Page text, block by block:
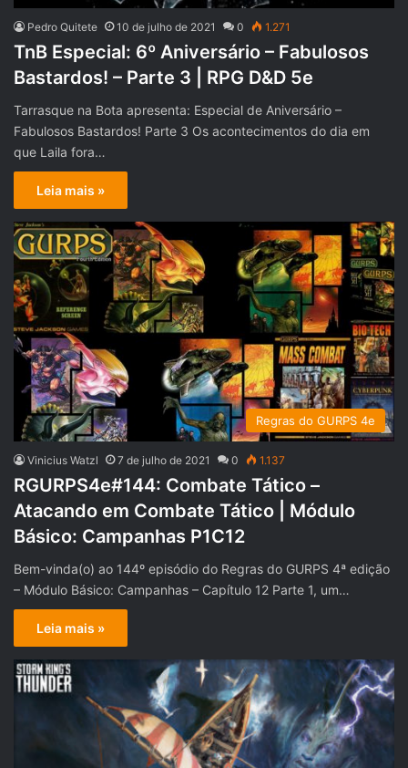
Pedro Quitete 10 de julho de 2021 0 1.271
TnB Especial: 6º Aniversário – Fabulosos
Bastardos! – Parte 3 | RPG D&D 5e
Tarrasque na Bota apresenta: Especial de Aniversário –
Fabulosos Bastardos! Parte 3 Os acontecimentos do dia em
que Laila fora…
Leia mais »
Regras do GURPS 4e
Vinicius Watzl 7 de julho de 2021 0 1.137
RGURPS4e#144: Combate Tático –
Atacando em Combate Tático | Módulo
Básico: Campanhas P1C12
Bem-vinda(o) ao 144º episódio do Regras do GURPS 4ª edição
– Módulo Básico: Campanhas – Capítulo 12 Parte 1, um…
Leia mais »